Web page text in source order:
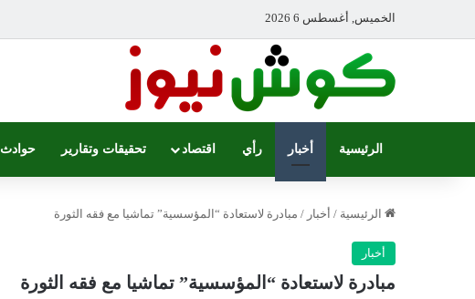
الخميس, أغسطس 6 2026
الرئيسية أخبار رأي اقتصاد تحقيقات وتقارير حوادث
الرئيسية / أخبار / مبادرة لاستعادة “المؤسسية” تماشيا مع فقه الثورة
أخبار
مبادرة لاستعادة “المؤسسية” تماشيا مع فقه الثورة